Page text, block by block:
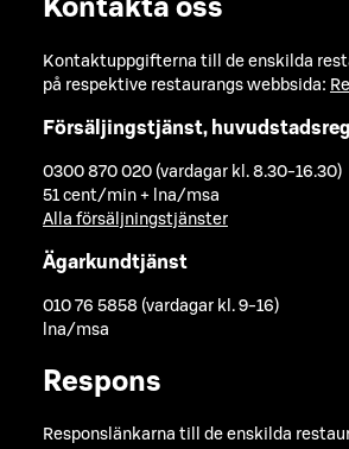
Kontakta oss
Kontaktuppgifterna till de enskilda
på respektive restaurangs webbsida:
Försäljingstjänst,
0300 870 020 (vardagar kl. 8.30-16.30)
51 cent/min + lna/msa
Alla försäljningstjänster
Ägarkundtjänst
010 76 5858 (vardagar kl. 9-16)
lna/msa
Respons
Responslänkarna till de enskilda